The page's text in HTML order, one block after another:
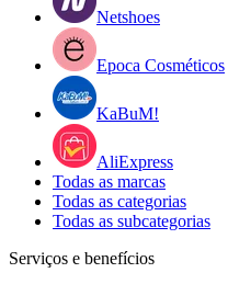
Netshoes
Epoca Cosméticos
KaBuM!
AliExpress
Todas as marcas
Todas as categorias
Todas as subcategorias
Serviços e benefícios